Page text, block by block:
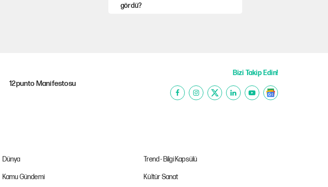
gördü?
12punto Manifestosu
Bizi Takip Edin!
Dünya Trend - Bilgi Kapsülü
Kamu Gündemi Kültür Sanat